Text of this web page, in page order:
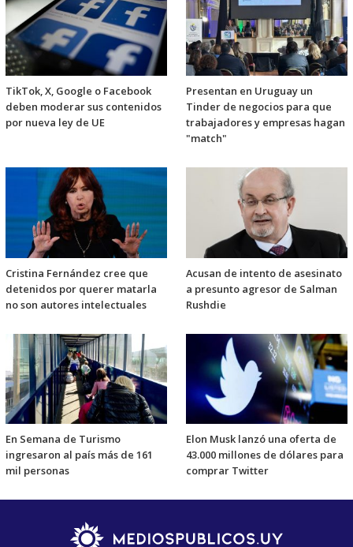
TikTok, X, Google o Facebook
deben moderar sus contenidos
por nueva ley de UE
Presentan en Uruguay un
Tinder de negocios para que
trabajadores y empresas hagan
"match"
Cristina Fernández cree que
detenidos por querer matarla
no son autores intelectuales
Acusan de intento de asesinato
a presunto agresor de Salman
Rushdie
En Semana de Turismo
ingresaron al país más de 161
mil personas
Elon Musk lanzó una oferta de
43.000 millones de dólares para
comprar Twitter